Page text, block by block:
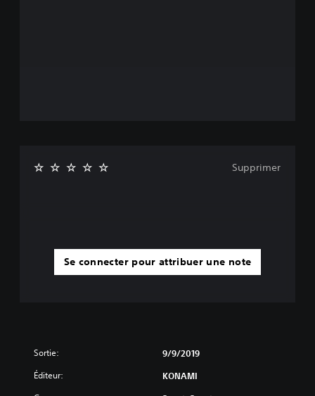
Se connecter pour attribuer une note
Supprimer
Sortie: 9/9/2019
Éditeur: KONAMI